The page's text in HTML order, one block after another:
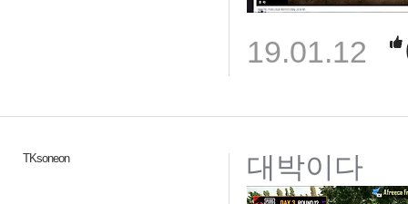
19.01.12
TKsoneon 대박이다